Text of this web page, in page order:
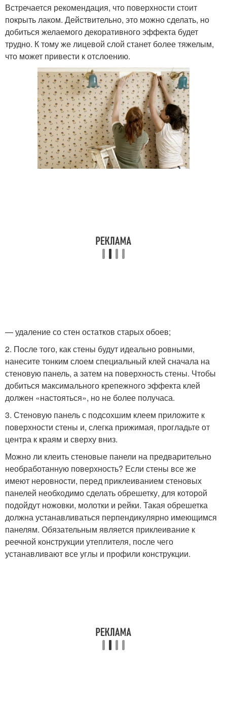
Встречается рекомендация, что поверхности стоит
покрыть лаком. Действительно, это можно сделать, но
добиться желаемого декоративного эффекта будет
трудно. К тому же лицевой слой станет более тяжелым,
что может привести к отслоению.
— удаление со стен остатков старых обоев;
2. После того, как стены будут идеально ровными,
нанесите тонким слоем специальный клей сначала на
стеновую панель, а затем на поверхность стены. Чтобы
добиться максимального крепежного эффекта клей
должен «настояться», но не более получаса.
3. Стеновую панель с подсохшим клеем приложите к
поверхности стены и, слегка прижимая, прогладьте от
центра к краям и сверху вниз.
Можно ли клеить стеновые панели на предварительно
необработанную поверхность? Если стены все же
имеют неровности, перед приклеиванием стеновых
панелей необходимо сделать обрешетку, для которой
подойдут ножовки, молотки и рейки. Такая обрешетка
должна устанавливаться перпендикулярно имеющимся
панелям. Обязательным является приклеивание к
реечной конструкции утеплителя, после чего
устанавливают все углы и профили конструкции.